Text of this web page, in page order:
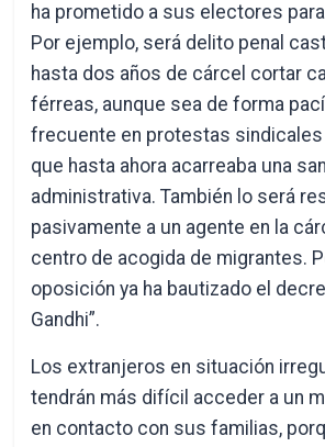
ha prometido a sus electores
Por ejemplo, será delito penal
hasta dos años de cárcel cortar
férreas, aunque sea de forma
frecuente en protestas
que hasta ahora acarreaba una
administrativa. También lo será
pasivamente a un agente en la
centro de acogida de migrantes.
oposición ya ha bautizado el
Gandhi”.
Los extranjeros en situación
tendrán más difícil acceder a un
en contacto con sus familias,